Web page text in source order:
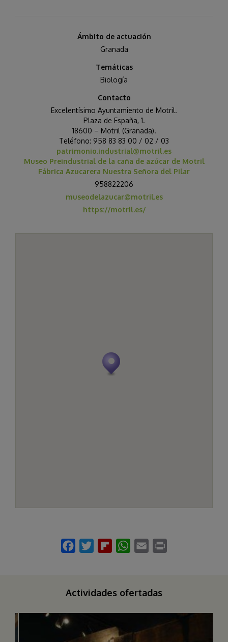
Ámbito de actuación
Granada
Temáticas
Biología
Contacto
Excelentísimo Ayuntamiento de Motril.
Plaza de España, 1.
18600 – Motril (Granada).
Teléfono: 958 83 83 00 / 02 / 03
patrimonio.industrial@motril.es
Museo Preindustrial de la caña de azúcar de Motril
Fábrica Azucarera Nuestra Señora del Pilar
958822206
museodelazucar@motril.es
https://motril.es/
Actividades ofertadas